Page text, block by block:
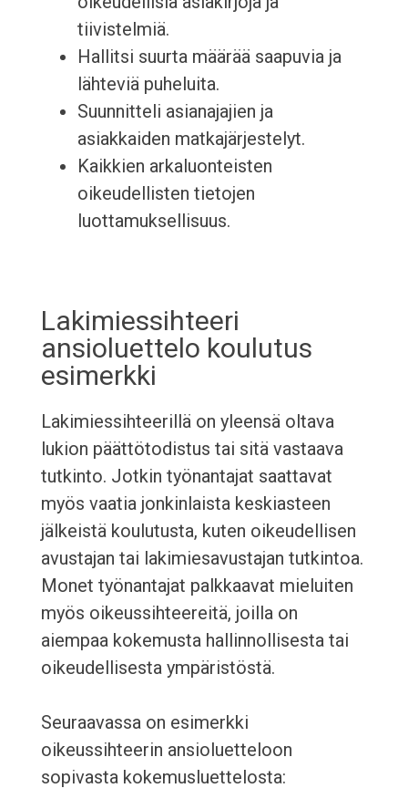
tiivistelmiä.
Hallitsi suurta määrää saapuvia ja
lähteviä puheluita.
Suunnitteli asianajajien ja
asiakkaiden matkajärjestelyt.
Kaikkien arkaluonteisten
oikeudellisten tietojen
luottamuksellisuus.
Lakimiessihteeri
ansioluettelo koulutus
esimerkki
Lakimiessihteerillä on yleensä oltava
lukion päättötodistus tai sitä vastaava
tutkinto. Jotkin työnantajat saattavat
myös vaatia jonkinlaista keskiasteen
jälkeistä koulutusta, kuten oikeudellisen
avustajan tai lakimiesavustajan tutkintoa.
Monet työnantajat palkkaavat mieluiten
myös oikeussihteereitä, joilla on
aiempaa kokemusta hallinnollisesta tai
oikeudellisesta ympäristöstä.
Seuraavassa on esimerkki
oikeussihteerin ansioluetteloon
sopivasta kokemusluettelosta: